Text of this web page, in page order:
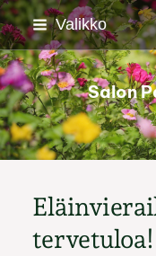
Siirry
sivun
sisältöön
Valikko
Salon
tervetuloa!